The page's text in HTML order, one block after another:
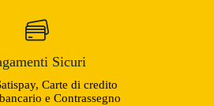
Sicuri
Carte di credito
e Contrassegno